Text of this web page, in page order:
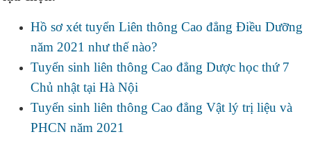
Hồ sơ xét tuyển Liên thông Cao đẳng Điều Dưỡng
năm 2021 như thế nào?
Tuyển sinh liên thông Cao đẳng Dược học thứ 7
Chủ nhật tại Hà Nội
Tuyển sinh liên thông Cao đẳng Vật lý trị liệu và
PHCN năm 2021